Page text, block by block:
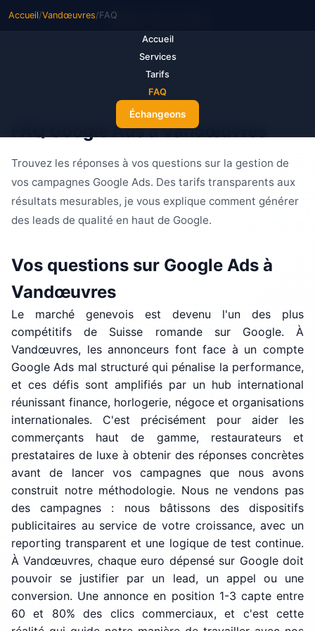
M
Accueil
Services
Tarifs
FAQ
Échangeons
Accueil/Vandœuvres/FAQ
FAQ Google Ads à Vandœuvres
Trouvez les réponses à vos questions sur la gestion de
vos campagnes Google Ads. Des tarifs transparents aux
résultats mesurables, je vous explique comment générer
des leads de qualité en haut de Google.
Vos questions sur Google Ads à
Vandœuvres
Le marché genevois est devenu l'un des plus
compétitifs de Suisse romande sur Google. À
Vandœuvres, les annonceurs font face à un compte
Google Ads mal structuré qui pénalise la performance,
et ces défis sont amplifiés par un hub international
réunissant finance, horlogerie, négoce et organisations
internationales. C'est précisément pour aider les
commerçants haut de gamme, restaurateurs et
prestataires de luxe à obtenir des réponses concrètes
avant de lancer vos campagnes que nous avons
construit notre méthodologie. Nous ne vendons pas
des campagnes : nous bâtissons des dispositifs
publicitaires au service de votre croissance, avec un
reporting transparent et une logique de test continue.
À Vandœuvres, chaque euro dépensé sur Google doit
pouvoir se justifier par un lead, un appel ou une
conversion. Une annonce en position 1-3 capte entre
60 et 80% des clics commerciaux, et c'est cette